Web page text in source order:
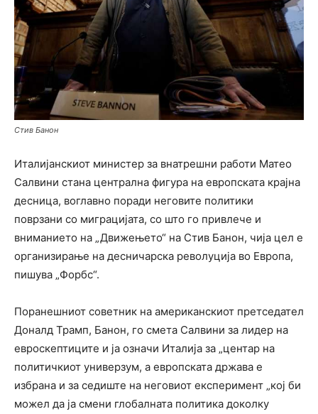
Стив Банон
Италијанскиот министер за внатрешни работи Матео
Салвини стана централна фигура на европската крајна
десница, воглавно поради неговите политики
поврзани со миграцијата, со што го привлече и
вниманието на „Движењето“ на Стив Банон, чија цел е
организирање на десничарска револуција во Европа,
пишува „Форбс“.
Поранешниот советник на американскиот претседател
Доналд Трамп, Банон, го смета Салвини за лидер на
евроскептиците и ја означи Италија за „центар на
политичкиот универзум, a европската држава е
избрана и за седиште на неговиот експеримент „кој би
можел да ја смени глобалната политика доколку